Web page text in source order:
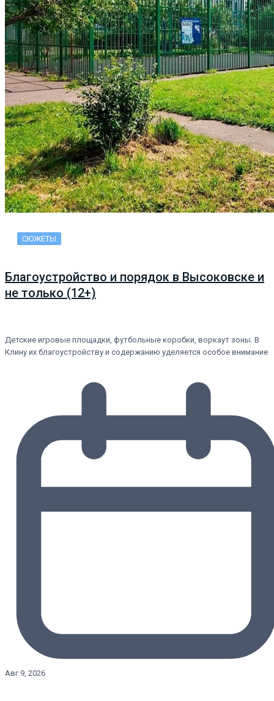
СЮЖЕТЫ
Благоустройство и порядок в Высоковске и
не только (12+)
Детские игровые площадки, футбольные коробки, воркаут зоны. В
Клину их благоустройству и содержанию уделяется особое внимание
Авг 9, 2026